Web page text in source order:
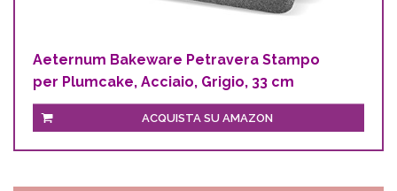
Aeternum Bakeware Petravera Stampo
per Plumcake, Acciaio, Grigio, 33 cm
ACQUISTA SU AMAZON